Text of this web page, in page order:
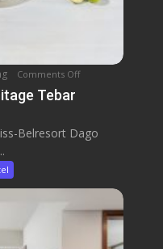
Comments Offo
B
Tebar
Belresort Dago